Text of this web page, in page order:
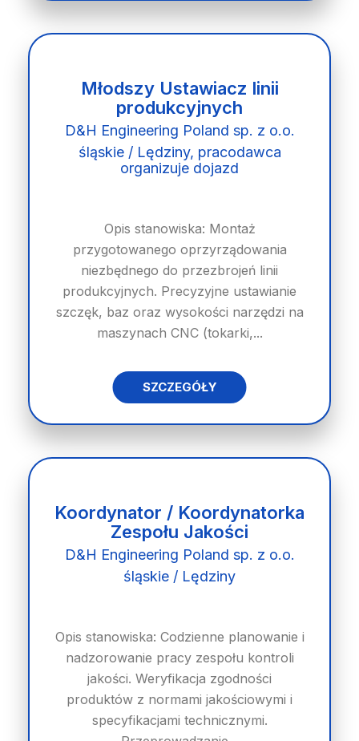
Młodszy Ustawiacz linii
produkcyjnych
D&H Engineering Poland sp. z o.o.
śląskie / Lędziny, pracodawca
organizuje dojazd
Opis stanowiska: Montaż
przygotowanego oprzyrządowania
niezbędnego do przezbrojeń linii
produkcyjnych. Precyzyjne ustawianie
szczęk, baz oraz wysokości narzędzi na
maszynach CNC (tokarki,...
SZCZEGÓŁY
Koordynator / Koordynatorka
Zespołu Jakości
D&H Engineering Poland sp. z o.o.
śląskie / Lędziny
Opis stanowiska: Codzienne planowanie i
nadzorowanie pracy zespołu kontroli
jakości. Weryfikacja zgodności
produktów z normami jakościowymi i
specyfikacjami technicznymi.